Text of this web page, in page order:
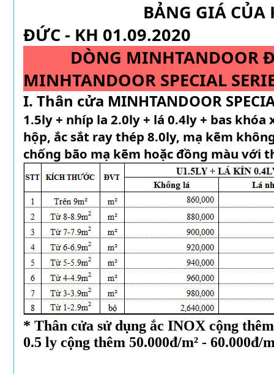
BẢNG GIÁ CỦA KÉO
ĐỨC - KH 01.09.2020
DÒNG MINHTANDOOR
MINHTANDOOR SPECIAL
I. Thân cửa MINHTANDOOR
1.5ly + nhíp la 2.0ly + lá 0.4ly + bas khóa
hộp, ắc sắt ray thép 8.0ly, mạ kẽm
chống bão mạ kẽm hoặc đồng màu với
* Thân cửa sử dụng ắc INOX cộng
0.5 ly cộng thêm 50.000đ/m² - 60.000đ/